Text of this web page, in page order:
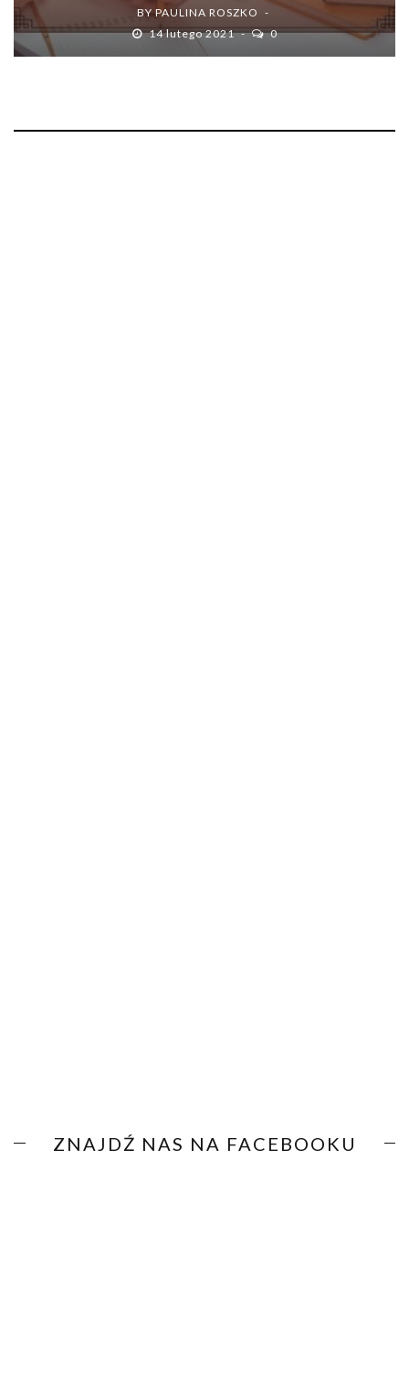
BYPAULINA ROSZKO
14 lutego 2021
0
ZNAJDŹ NAS NA FACEBOOKU